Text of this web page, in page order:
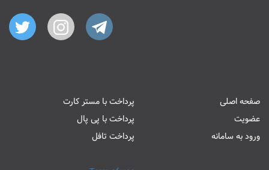
صفحه اصلی
عضویت
ورود به سامانه
پرداخت با مستر کارت
پرداخت با پی پال
پرداخت تافل